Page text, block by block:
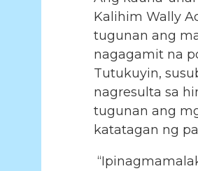
Kalihim Wally
tugunan ang
nagagamit na
Tutukuyin,
nagresulta sa
tugunan ang
katatagan ng